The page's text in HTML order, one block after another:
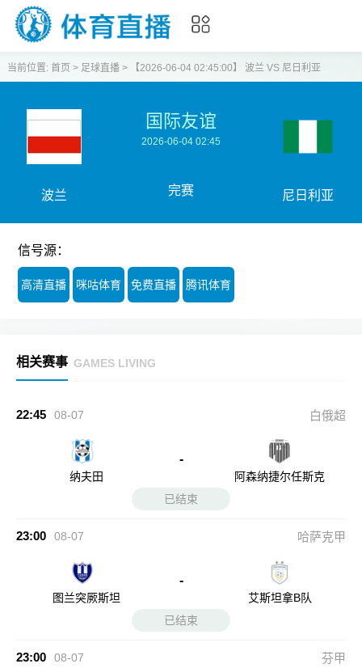
当前位置: 首页 > 足球直播> 【2026-06-04 02:45:00】 波兰 VS 尼日利亚
波兰
国际友谊
2026-06-04 02:45
完赛 尼日利亚
信号源：
高清直播 咪咕体育 免费直播 腾讯体育
相关赛事 GAMES LIVING
22:45 08-07 白俄超
纳夫田
-
阿森纳捷尔任斯克
已结束
23:00 08-07 哈萨克甲
图兰突厥斯坦
-
艾斯坦拿B队
已结束
23:00 08-07 芬甲